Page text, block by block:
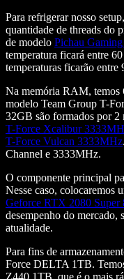
Para refrigerar nosso
quantidade de threads do
de modelo Pichau
temperatura ficará entre
temperaturas ficarão entre
Na memória RAM, temos
modelo Team Group T-
32GB são formados por
T-Force Xcalibur
T-Force Vulcan 3333MHz
Channel e 3333MHz.
O componente principal
Nesse caso, colocaremos
Geforce RTX 2080 Super
desempenho do mercado,
atualidade.
Para fins de
Force DELTA 1TB.
Z440 1TB, que é o mais